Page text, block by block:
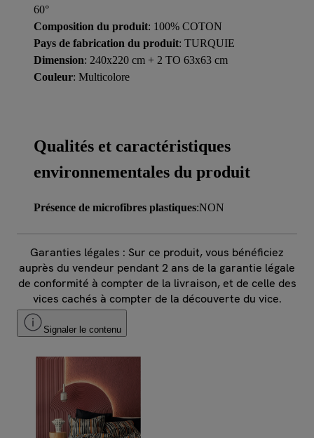
60°
Composition du produit: 100% COTON
Pays de fabrication du produit: TURQUIE
Dimension: 240x220 cm + 2 TO 63x63 cm
Couleur: Multicolore
Qualités et caractéristiques
environnementales du produit
Présence de microfibres plastiques:NON
Garanties légales : Sur ce produit, vous bénéficiez
auprès du vendeur pendant 2 ans de la garantie légale
de conformité à compter de la livraison, et de celle des
vices cachés à compter de la découverte du vice.
Signaler le contenu